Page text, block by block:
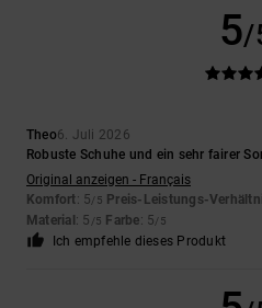
5/
Theo6. Juli 2026
Robuste Schuhe und ein sehr fairer
Original anzeigen - Français
Komfort: 5/5 Preis-Leistungs-
Material : 5 /5 Farbe: 5/5
Ich empfehle dieses Produkt